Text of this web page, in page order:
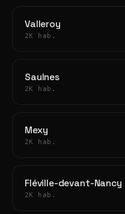
Valleroy
2K hab.
Saulnes
2K hab.
Mexy
2K hab.
Fléville-devant-Nancy
2K hab.